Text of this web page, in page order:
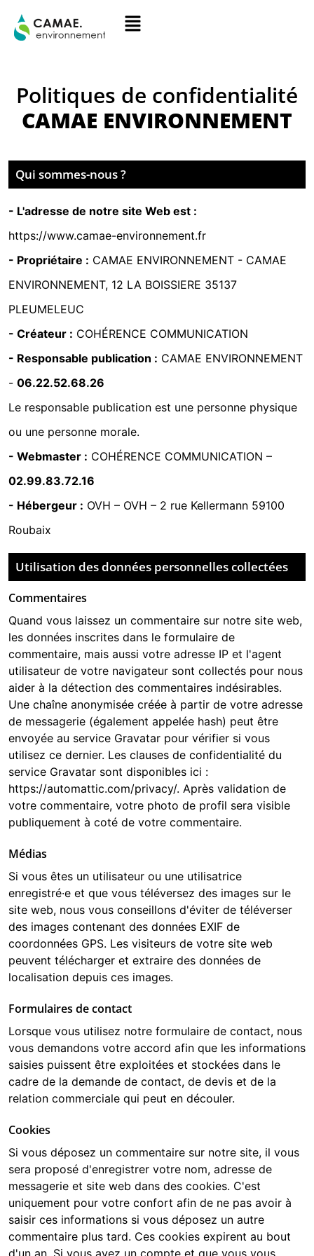
Politiques de confidentialité
CAMAE ENVIRONNEMENT
Qui sommes-nous ?
- L'adresse de notre site Web est :
https://www.camae-environnement.fr
- Propriétaire : CAMAE ENVIRONNEMENT - CAMAE
ENVIRONNEMENT, 12 LA BOISSIERE 35137
PLEUMELEUC
- Créateur : COHÉRENCE COMMUNICATION
- Responsable publication : CAMAE ENVIRONNEMENT
- 06.22.52.68.26
Le responsable publication est une personne physique
ou une personne morale.
- Webmaster : COHÉRENCE COMMUNICATION –
02.99.83.72.16
- Hébergeur : OVH – OVH – 2 rue Kellermann 59100
Roubaix
Utilisation des données personnelles collectées
Commentaires
Quand vous laissez un commentaire sur notre site web,
les données inscrites dans le formulaire de
commentaire, mais aussi votre adresse IP et l'agent
utilisateur de votre navigateur sont collectés pour nous
aider à la détection des commentaires indésirables.
Une chaîne anonymisée créée à partir de votre adresse
de messagerie (également appelée hash) peut être
envoyée au service Gravatar pour vérifier si vous
utilisez ce dernier. Les clauses de confidentialité du
service Gravatar sont disponibles ici :
https://automattic.com/privacy/. Après validation de
votre commentaire, votre photo de profil sera visible
publiquement à coté de votre commentaire.
Médias
Si vous êtes un utilisateur ou une utilisatrice
enregistré·e et que vous téléversez des images sur le
site web, nous vous conseillons d'éviter de téléverser
des images contenant des données EXIF de
coordonnées GPS. Les visiteurs de votre site web
peuvent télécharger et extraire des données de
localisation depuis ces images.
Formulaires de contact
Lorsque vous utilisez notre formulaire de contact, nous
vous demandons votre accord afin que les informations
saisies puissent être exploitées et stockées dans le
cadre de la demande de contact, de devis et de la
relation commerciale qui peut en découler.
Cookies
Si vous déposez un commentaire sur notre site, il vous
sera proposé d'enregistrer votre nom, adresse de
messagerie et site web dans des cookies. C'est
uniquement pour votre confort afin de ne pas avoir à
saisir ces informations si vous déposez un autre
commentaire plus tard. Ces cookies expirent au bout